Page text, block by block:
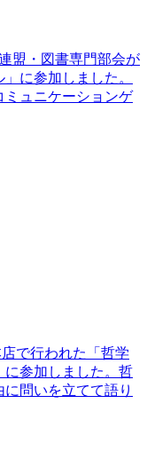
盟・図書専門部会が
に参加しました。
ミュニケーションゲ
で行われた「哲学
に参加しました。哲
問いを立てて語り